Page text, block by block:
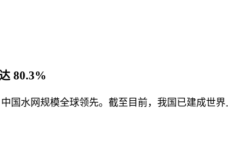
80.3%
国水网规模全球领先。截至目前，我国已建成世